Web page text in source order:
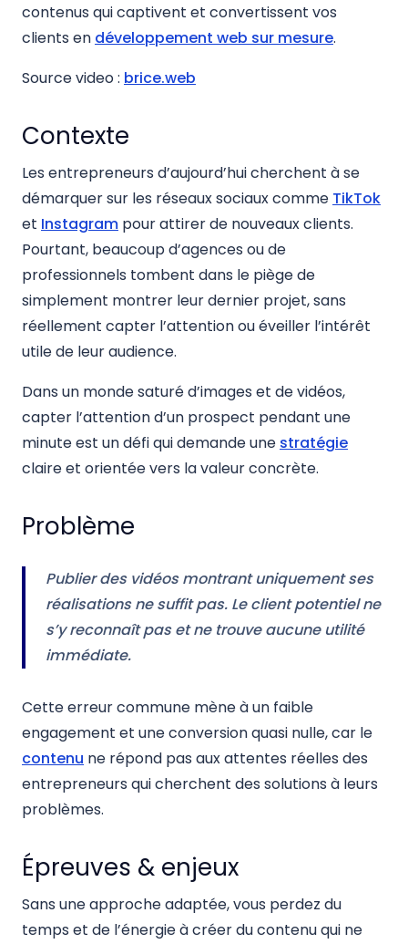
contenus qui captivent et convertissent vos
clients en développement web sur mesure.
Source video : brice.web
Contexte
Les entrepreneurs d’aujourd’hui cherchent à se
démarquer sur les réseaux sociaux comme TikTok
et Instagram pour attirer de nouveaux clients.
Pourtant, beaucoup d’agences ou de
professionnels tombent dans le piège de
simplement montrer leur dernier projet, sans
réellement capter l’attention ou éveiller l’intérêt
utile de leur audience.
Dans un monde saturé d’images et de vidéos,
capter l’attention d’un prospect pendant une
minute est un défi qui demande une stratégie
claire et orientée vers la valeur concrète.
Problème
Publier des vidéos montrant uniquement ses
réalisations ne suffit pas. Le client potentiel ne
s’y reconnaît pas et ne trouve aucune utilité
immédiate.
Cette erreur commune mène à un faible
engagement et une conversion quasi nulle, car le
contenu ne répond pas aux attentes réelles des
entrepreneurs qui cherchent des solutions à leurs
problèmes.
Épreuves & enjeux
Sans une approche adaptée, vous perdez du
temps et de l’énergie à créer du contenu qui ne